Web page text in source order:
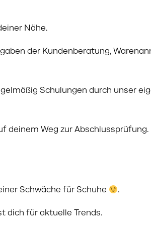
Nähe.
der Kundenberatung,
Schulungen durch unser
deinem Weg zur Abschlussprüfung.
Schwäche für Schuhe .
dich für aktuelle Trends.